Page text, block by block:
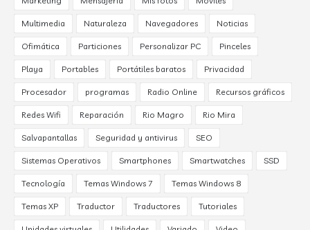
Multimedia Naturaleza Navegadores Noticias
Ofimática Particiones Personalizar PC Pinceles
Playa Portables Portátiles baratos Privacidad
Procesador programas Radio Online Recursos gráficos
Redes Wifi Reparación Rio Magro Rio Mira
Salvapantallas Seguridad y antivirus SEO
Sistemas Operativos Smartphones Smartwatches SSD
Tecnología Temas Windows 7 Temas Windows 8
Temas XP Traductor Traductores Tutoriales